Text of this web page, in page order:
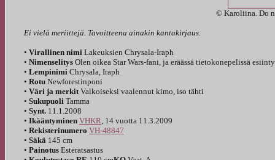
© Karoliina. Do
Ei vielä meriittejä. Tavoitteena ainakin kantakirjaus.
• Virallinen nimi Lakeuksien Chrysala-Iraph
• Nimenselitys Olen oikea Star Wars-fani, ja eräässä tietokonepelissä
• Lempinimi Chrysala, Iraph
• Rotu Newforestinponi
• Väri ja merkitValkoiseksi vaalennut kimo, iso tähti
• Sukupuoli Tamma
• Synt. 11.1.2008
• Ikääntyminen VHKR, 14 vuotta 11.3.2009
• Rekisterinumero VH-48847
• Säkä 145 cm
• Painotus Esteratsastus